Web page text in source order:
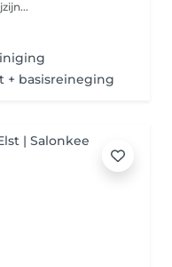
+ basisreineging